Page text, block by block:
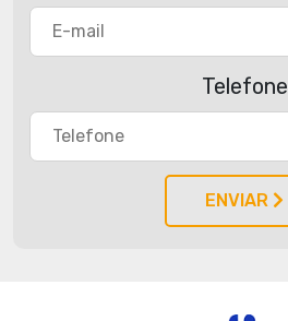
Telefone
ENVIAR